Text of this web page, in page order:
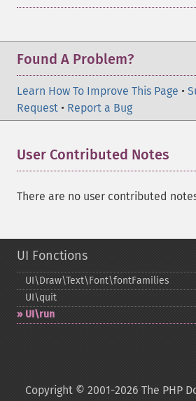
Found A Problem?
Learn How To Improve This Page •
Request • Report a Bug
User Contributed Notes
There are no user contributed
UI Fonctions
UI\Draw\Text\Font\fontFamilies
UI\quit
UI\run
Copyright © 2001-2026 The PHP